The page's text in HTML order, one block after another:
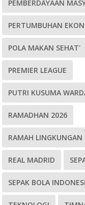
PEMBERDAYAAN
PERTUMBUHAN
POLA MAKAN SEHAT'
PREMIER LEAGUE
PUTRI KUSUMA
RAMADHAN 2026
RAMAH LINGKUNGAN
REAL MADRID
SEPAK BOLA